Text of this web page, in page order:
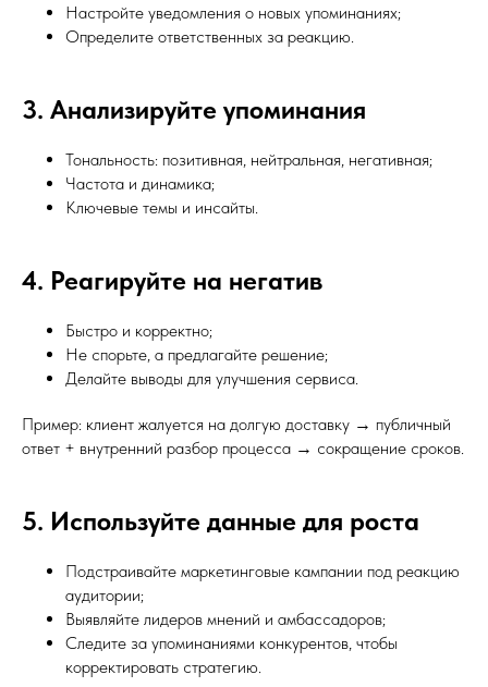
Настройте уведомления о новых упоминаниях;
Определите ответственных за реакцию.
3. Анализируйте упоминания
Тональность: позитивная, нейтральная, негативная;
Частота и динамика;
Ключевые темы и инсайты.
4. Реагируйте на негатив
Быстро и корректно;
Не спорьте, а предлагайте решение;
Делайте выводы для улучшения сервиса.
Пример: клиент жалуется на долгую доставку → публичный
ответ + внутренний разбор процесса → сокращение сроков.
5. Используйте данные для роста
Подстраивайте маркетинговые кампании под реакцию
аудитории;
Выявляйте лидеров мнений и амбассадоров;
Следите за упоминаниями конкурентов, чтобы
корректировать стратегию.